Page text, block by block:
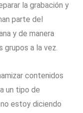
la grabación y
parte del
y de manera
grupos a la vez.
contenidos
un tipo de
estoy diciendo